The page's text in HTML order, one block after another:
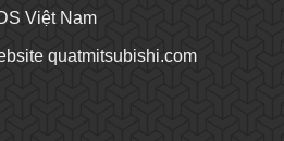
Việt Nam
quatmitsubishi.com